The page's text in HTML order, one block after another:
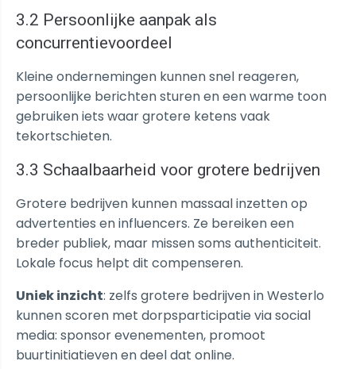
3.2 Persoonlijke aanpak als
concurrentievoordeel
Kleine ondernemingen kunnen snel reageren,
persoonlijke berichten sturen en een warme toon
gebruiken iets waar grotere ketens vaak
tekortschieten.
3.3 Schaalbaarheid voor grotere bedrijven
Grotere bedrijven kunnen massaal inzetten op
advertenties en influencers. Ze bereiken een
breder publiek, maar missen soms authenticiteit.
Lokale focus helpt dit compenseren.
Uniek inzicht: zelfs grotere bedrijven in Westerlo
kunnen scoren met dorpsparticipatie via social
media: sponsor evenementen, promoot
buurtinitiatieven en deel dat online.